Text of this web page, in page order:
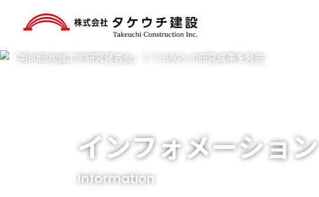
インフォメーション
Information